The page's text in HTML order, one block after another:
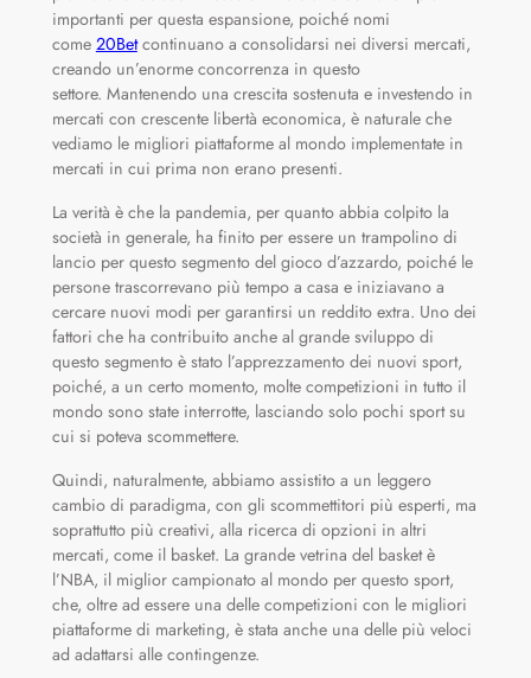
importanti per questa espansione, poiché nomi
come 20Betcontinuano a consolidarsi nei diversi mercati,
creando un’enorme concorrenza in questo
settore. Mantenendo una crescita sostenuta e investendo in
mercati con crescente libertà economica, è naturale che
vediamo le migliori piattaforme al mondo implementate in
mercati in cui prima non erano presenti.
La verità è che la pandemia, per quanto abbia colpito la
società in generale, ha finito per essere un trampolino di
lancio per questo segmento del gioco d’azzardo, poiché le
persone trascorrevano più tempo a casa e iniziavano a
cercare nuovi modi per garantirsi un reddito extra. Uno dei
fattori che ha contribuito anche al grande sviluppo di
questo segmento è stato l’apprezzamento dei nuovi sport,
poiché, a un certo momento, molte competizioni in tutto il
mondo sono state interrotte, lasciando solo pochi sport su
cui si poteva scommettere.
Quindi, naturalmente, abbiamo assistito a un leggero
cambio di paradigma, con gli scommettitori più esperti, ma
soprattutto più creativi, alla ricerca di opzioni in altri
mercati, come il basket. La grande vetrina del basket è
l’NBA, il miglior campionato al mondo per questo sport,
che, oltre ad essere una delle competizioni con le migliori
piattaforme di marketing, è stata anche una delle più veloci
ad adattarsi alle contingenze.